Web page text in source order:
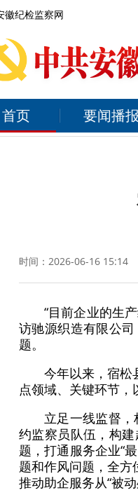
徽纪检监察网
首页 要闻播报
时间：2026-06-16 15:14
“目前企业的生
访驰源织造有限公
题。
今年以来，宿松
点领域、关键环节，
立足一线监督
约监察员队伍，构
题，打通服务企业“
题和作风问题，全方
推动助企服务从“被动